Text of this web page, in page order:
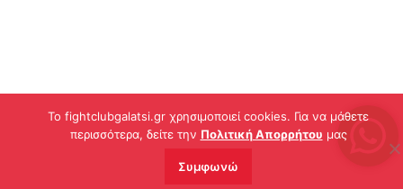
To fightclubgalatsi.gr χρησιμοποιεί cookies. Για να μάθετε
περισσότερα, δείτε την Πολιτική Απορρήτου μας
Συμφωνώ